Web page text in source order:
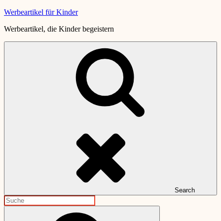
Skip
content
Werbeartikel für Kinder
Werbeartikel, die Kinder begeistern
Search
Search
for: